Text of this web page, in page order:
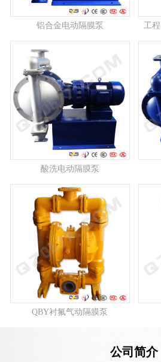
铝合金电动隔膜泵 工
酸洗电动隔膜泵
QBY衬氟气动隔膜泵
公司简介